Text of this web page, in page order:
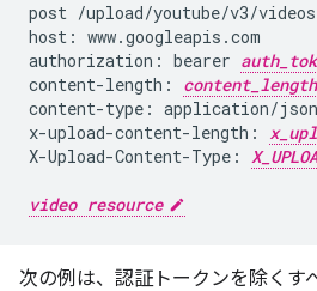
post /upload/youtube/v3/videos
host : www.googleapis .com
authorization : bearer
content-length :
content_length
content-type : application/json
x-upload-content-length :
X-Upload-Content-Type :
video resource
次の例は、認証トークンを除くす